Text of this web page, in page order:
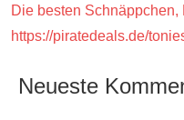
Die besten Schnäppchen,
https://piratedeals.de/
Neueste